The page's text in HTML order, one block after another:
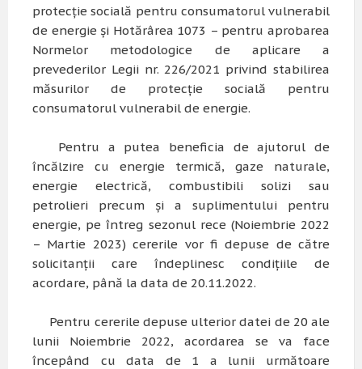
protecţie socială pentru consumatorul vulnerabil
de energie și Hotărârea 1073 – pentru aprobarea
Normelor metodologice de aplicare a
prevederilor Legii nr. 226/2021 privind stabilirea
măsurilor de protecţie socială pentru
consumatorul vulnerabil de energie.
Pentru a putea beneficia de ajutorul de
încălzire cu energie termică, gaze naturale,
energie electrică, combustibili solizi sau
petrolieri precum și a suplimentului pentru
energie, pe întreg sezonul rece (Noiembrie 2022
– Martie 2023) cererile vor fi depuse de către
solicitanții care îndeplinesc condițiile de
acordare, până la data de 20.11.2022.
Pentru cererile depuse ulterior datei de 20 ale
lunii Noiembrie 2022, acordarea se va face
începând cu data de 1 a lunii următoare